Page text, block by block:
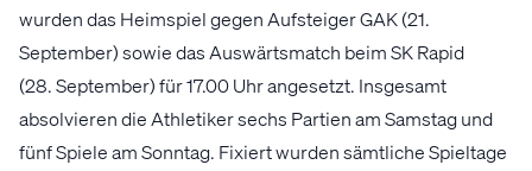
wurden das Heimspiel gegen Aufsteiger GAK (21.
September) sowie das Auswärtsmatch beim SK Rapid
(28. September) für 17.00 Uhr angesetzt. Insgesamt
absolvieren die Athletiker sechs Partien am Samstag und
fünf Spiele am Sonntag. Fixiert wurden sämtliche Spieltage